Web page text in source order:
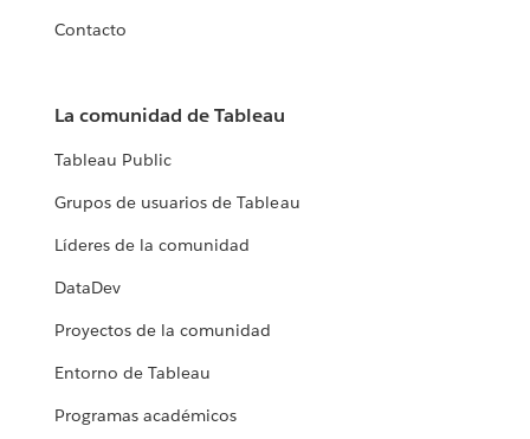
Contacto
La comunidad de Tableau
Tableau Public
Grupos de usuarios de Tableau
Líderes de la comunidad
DataDev
Proyectos de la comunidad
Entorno de Tableau
Programas académicos